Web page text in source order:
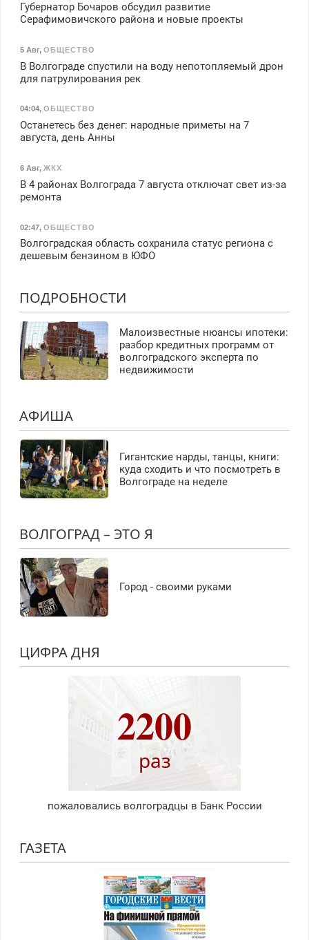
Губернатор Бочаров обсудил развитие
Серафимовичского района и новые проекты
5 Авг, ОБЩЕСТВО
В Волгограде спустили на воду непотопляемый дрон
для патрулирования рек
04:04, ОБЩЕСТВО
Останетесь без денег: народные приметы на 7
августа, день Анны
6 Авг, ЖКХ
В 4 районах Волгограда 7 августа отключат свет из-за
ремонта
02:47, ОБЩЕСТВО
Волгоградская область сохранила статус региона с
дешевым бензином в ЮФО
ПОДРОБНОСТИ
Малоизвестные нюансы ипотеки:
разбор кредитных программ от
волгоградского эксперта по
недвижимости
АФИША
Гигантские нарды, танцы, книги:
куда сходить и что посмотреть в
Волгограде на неделе
ВОЛГОГРАД – ЭТО Я
Город - своими руками
ЦИФРА ДНЯ
2200
раз
пожаловались волгоградцы в Банк России
ГАЗЕТА